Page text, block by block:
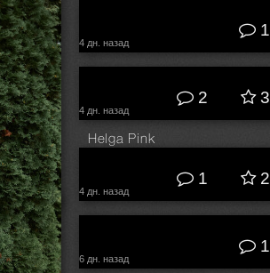
4 дн. назад
1
4 дн. назад
2 3
Helga Pink
4 дн. назад
1 2
6 дн. назад
1